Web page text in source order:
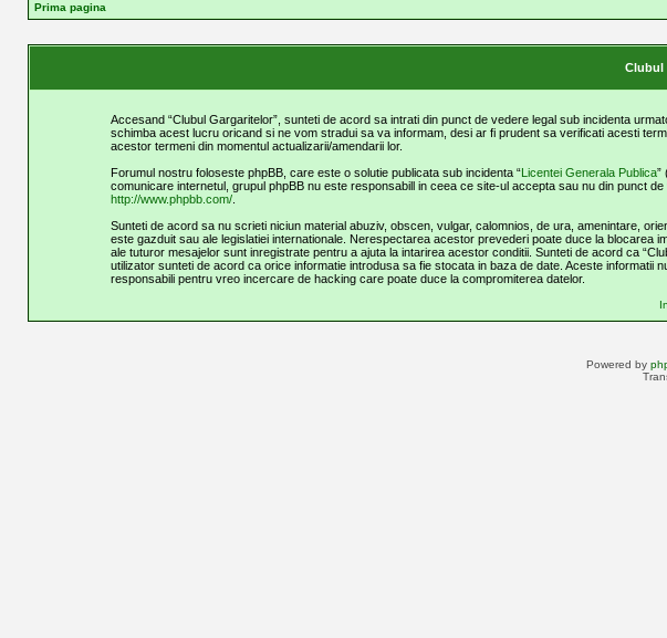
Prima pagina
Clubul
Accesand “Clubul Gargaritelor”, sunteti de acord sa intrati din punct de vedere legal sub incidenta
schimba acest lucru oricand si ne vom stradui sa va informam, desi ar fi prudent sa verificati acesti
acestor termeni din momentul actualizarii/amendarii lor.
Forumul nostru foloseste phpBB, care este o solutie publicata sub incidenta “Licentei Generala Publica”
comunicare internetul, grupul phpBB nu este responsabill in ceea ce site-ul accepta sau nu din punct
http://www.phpbb.com/.
Sunteti de acord sa nu scrieti niciun material abuziv, obscen, vulgar, calomnios, de ura, amenintare,
este gazduit sau ale legislatiei internationale. Nerespectarea acestor prevederi poate duce la
ale tuturor mesajelor sunt inregistrate pentru a ajuta la intarirea acestor conditii. Sunteti de acord ca
utilizator sunteti de acord ca orice informatie introdusa sa fie stocata in baza de date. Aceste informatii
responsabili pentru vreo incercare de hacking care poate duce la compromiterea datelor.
Powered by